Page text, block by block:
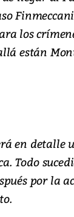
los
están
en detalle
Todo
por la